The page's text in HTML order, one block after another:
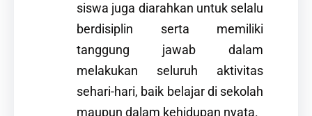
siswa juga diarahkan untuk selalu
berdisiplin serta memiliki
tanggung jawab dalam
melakukan seluruh aktivitas
sehari-hari, baik belajar di sekolah
maupun dalam kehidupan nyata.